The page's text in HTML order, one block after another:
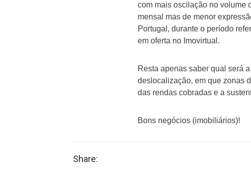
com mais oscilação no volume
mensal mas de menor
Portugal, durante o período
em oferta no Imovirtual.
Resta apenas saber qual será
deslocalização, em que zonas
das rendas cobradas e a
Bons negócios (imobiliários)!
Share: